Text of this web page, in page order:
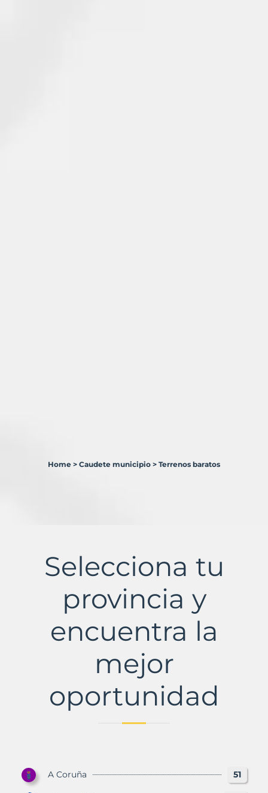
Murbalands
Home > Caudete municipio > Terrenos baratos
Selecciona tu
provincia y
encuentra la
mejor
oportunidad
A Coruña 51